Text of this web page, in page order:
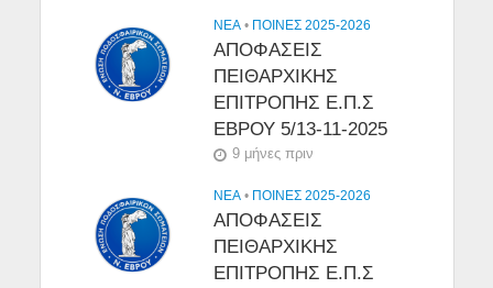
NEA • ΠΟΙΝΕΣ 2025-2026
ΑΠΟΦΑΣΕΙΣ
ΠΕΙΘΑΡΧΙΚΗΣ
ΕΠΙΤΡΟΠΗΣ Ε.Π.Σ
ΕΒΡΟΥ 5/13-11-2025
9 μήνες πριν
NEA • ΠΟΙΝΕΣ 2025-2026
ΑΠΟΦΑΣΕΙΣ
ΠΕΙΘΑΡΧΙΚΗΣ
ΕΠΙΤΡΟΠΗΣ Ε.Π.Σ